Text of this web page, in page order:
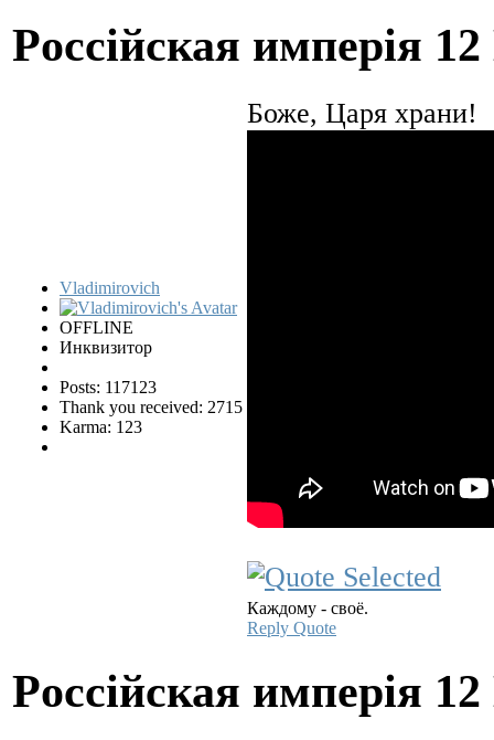
Pocciйская имперiя
Vladimirovich
OFFLINE
Инквизитор
Posts: 117123
Thank you received: 2715
Karma: 123
Боже, Царя храни!
Каждому - своё.
Reply Quote
Pocciйская имперiя